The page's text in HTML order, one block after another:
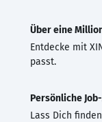
Über eine
Entdecke mit
passt.
Persönliche
Lass Dich